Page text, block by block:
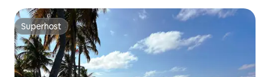
Superhost
Superhost